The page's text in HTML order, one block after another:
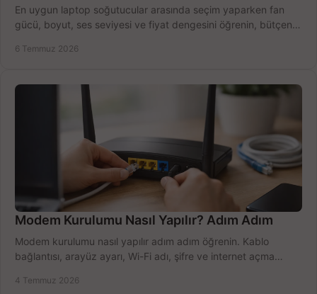
En uygun laptop soğutucular arasında seçim yaparken fan
gücü, boyut, ses seviyesi ve fiyat dengesini öğrenin, bütçenizi
6 Temmuz 2026
Modem Kurulumu Nasıl Yapılır? Adım Adım
Modem kurulumu nasıl yapılır adım adım öğrenin. Kablo
bağlantısı, arayüz ayarı, Wi-Fi adı, şifre ve internet açma
4 Temmuz 2026